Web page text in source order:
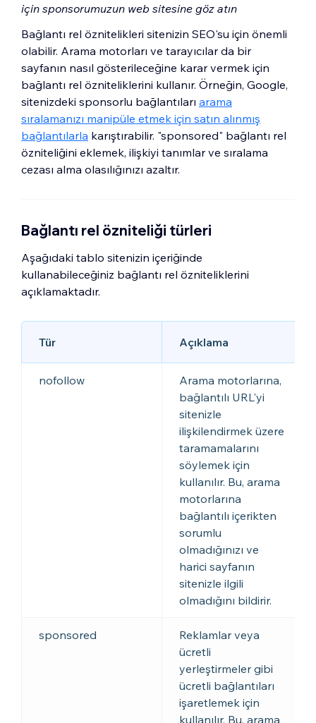
için sponsorumuzun web sitesine göz atın
Bağlantı rel öznitelikleri sitenizin SEO'su için önemli
olabilir. Arama motorları ve tarayıcılar da bir
sayfanın nasıl gösterileceğine karar vermek için
bağlantı rel özniteliklerini kullanır. Örneğin, Google,
sitenizdeki sponsorlu bağlantıları arama
sıralamanızı manipüle etmek için satın alınmış
bağlantılarla karıştırabilir. "sponsored" bağlantı rel
özniteliğini eklemek, ilişkiyi tanımlar ve sıralama
cezası alma olasılığınızı azaltır.
Bağlantı rel özniteliği türleri
Aşağıdaki tablo sitenizin içeriğinde
kullanabileceğiniz bağlantı rel özniteliklerini
açıklamaktadır.
Tür Açıklama
nofollow
Arama motorlarına,
bağlantılı URL'yi
sitenizle
ilişkilendirmek üzere
taramamalarını
söylemek için
kullanılır. Bu, arama
motorlarına
bağlantılı içerikten
sorumlu
olmadığınızı ve
harici sayfanın
sitenizle ilgili
olmadığını bildirir.
sponsored
Reklamlar veya
ücretli
yerleştirmeler gibi
ücretli bağlantıları
işaretlemek için
kullanılır. Bu, arama